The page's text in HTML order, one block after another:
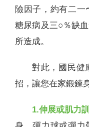
險因子，約有二一
糖尿病及三○％缺
所造成。
對此，國民健
招，讓您在家鍛鍊
1.伸展或肌力